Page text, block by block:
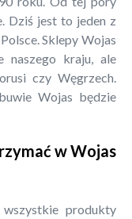
Dziś jest to jeden z
Sklepy Wojas
naszego kraju, ale
czy Węgrzech.
Wojas będzie
w Wojas
produkty